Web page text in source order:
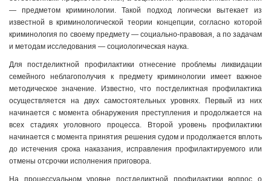
— предметом криминологии. Такой подход логически вытекает из
известной в криминологической теории концепции, согласно которой
криминология по своему предмету — социально-правовая, а по задачам
и методам исследования — социологическая наука.
Для постделиктной профилактики отнесение проблемы ликвидации
семейного неблагополучия к предмету криминологии имеет важное
методическое значение. Известно, что постделиктная профилактика
осуществляется на двух самостоятельных уровнях. Первый из них
начинается с момента обнаружения преступления и продолжается на
всех стадиях уголовного процесса. Второй уровень профилактики
начинается с момента принятия решения судом и продолжается вплоть
до истечения срока наказания, исправления профилактируемого или
отмены отсрочки исполнения приговора.
На процессуальном уровне постделиктной профилактики вопрос о